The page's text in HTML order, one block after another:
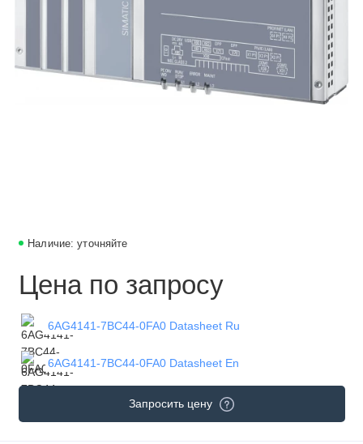
Наличие: уточняйте
Цена по запросу
6AG4141-7BC44-0FA0 Datasheet Ru
6AG4141-7BC44-0FA0 Datasheet En
Запросить цену